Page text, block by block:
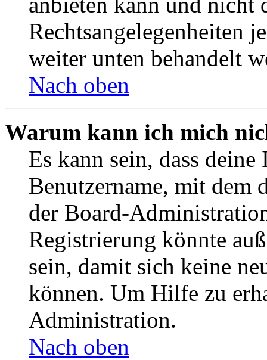
Rechtsangelegenheiten
weiter unten behandelt
Nach oben
Warum kann ich mich
Es kann sein, dass
Benutzername, mit dem
der Board-
Registrierung könnte
sein, damit sich keine
können. Um Hilfe zu
Administration.
Nach oben